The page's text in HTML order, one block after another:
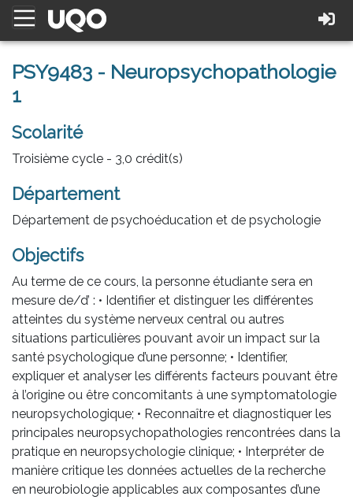
PSY9483 - Neuropsychopathologie
1
Scolarité
Troisième cycle - 3,0 crédit(s)
Département
Département de psychoéducation et de psychologie
Objectifs
Au terme de ce cours, la personne étudiante sera en
mesure de/d’ : • Identifier et distinguer les différentes
atteintes du système nerveux central ou autres
situations particulières pouvant avoir un impact sur la
santé psychologique d’une personne; • Identifier,
expliquer et analyser les différents facteurs pouvant être
à l’origine ou être concomitants à une symptomatologie
neuropsychologique; • Reconnaître et diagnostiquer les
principales neuropsychopathologies rencontrées dans la
pratique en neuropsychologie clinique; • Interpréter de
manière critique les données actuelles de la recherche
en neurobiologie applicables aux composantes d’une